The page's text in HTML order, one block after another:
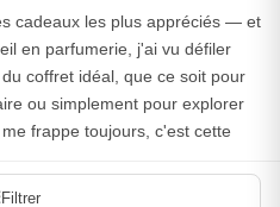
cadeaux les plus appréciés — et
en parfumerie, j'ai vu défiler
coffret idéal, que ce soit pour
ou simplement pour explorer
frappe toujours, c'est cette
coups.
Filtrer